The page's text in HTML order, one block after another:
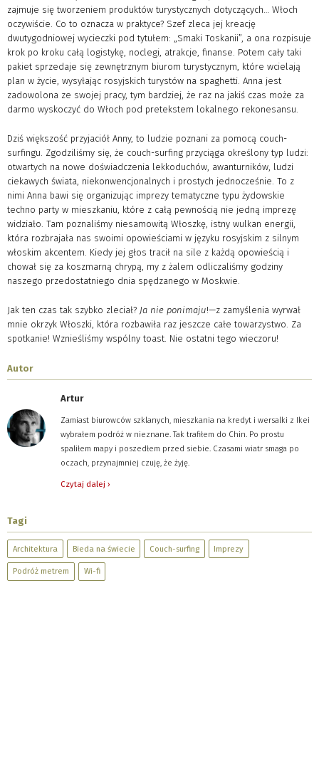
zajmuje się tworzeniem produktów turystycznych dotyczących… Włoch
oczywiście. Co to oznacza w praktyce? Szef zleca jej kreację
dwutygodniowej wycieczki pod tytułem: „Smaki Toskanii”, a ona rozpisuje
krok po kroku całą logistykę, noclegi, atrakcje, finanse. Potem cały taki
pakiet sprzedaje się zewnętrznym biurom turystycznym, które wcielają
plan w życie, wysyłając rosyjskich turystów na spaghetti. Anna jest
zadowolona ze swojej pracy, tym bardziej, że raz na jakiś czas może za
darmo wyskoczyć do Włoch pod pretekstem lokalnego rekonesansu.
Dziś większość przyjaciół Anny, to ludzie poznani za pomocą couch-
surfingu. Zgodziliśmy się, że couch-surfing przyciąga określony typ ludzi:
otwartych na nowe doświadczenia lekkoduchów, awanturników, ludzi
ciekawych świata, niekonwencjonalnych i prostych jednocześnie. To z
nimi Anna bawi się organizując imprezy tematyczne typu żydowskie
techno party w mieszkaniu, które z całą pewnością nie jedną imprezę
widziało. Tam poznaliśmy niesamowitą Włoszkę, istny wulkan energii,
która rozbrajała nas swoimi opowieściami w języku rosyjskim z silnym
włoskim akcentem. Kiedy jej głos tracił na sile z każdą opowieścią i
chował się za koszmarną chrypą, my z żalem odliczaliśmy godziny
naszego przedostatniego dnia spędzanego w Moskwie.
Jak ten czas tak szybko zleciał? Ja nie ponimaju!—z zamyślenia wyrwał
mnie okrzyk Włoszki, która rozbawiła raz jeszcze całe towarzystwo. Za
spotkanie! Wznieśliśmy wspólny toast. Nie ostatni tego wieczoru!
Autor
Artur
Zamiast biurowców szklanych, mieszkania na kredyt i wersalki z Ikei
wybrałem podróż w nieznane. Tak trafiłem do Chin. Po prostu
spaliłem mapy i poszedłem przed siebie. Czasami wiatr smaga po
oczach, przynajmniej czuję, że żyję.
Czytaj dalej ›
Tagi
Architektura Bieda na świecie Couch-surfing Imprezy
Podróż metrem Wi-fi